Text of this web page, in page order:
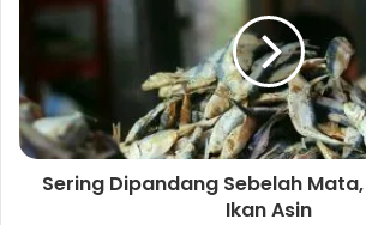
Sering Dipandang Sebelah
Ikan Asin